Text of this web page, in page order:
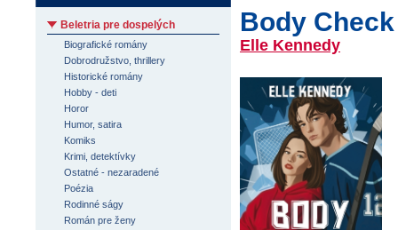
Body Check
Elle Kennedy
Beletria pre dospelých
Biografické romány
Dobrodružstvo, thrillery
Historické romány
Hobby - deti
Horor
Humor, satira
Komiks
Krimi, detektívky
Ostatné - nezaradené
Poézia
Rodinné ságy
Román pre ženy